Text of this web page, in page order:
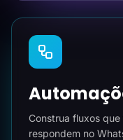
Construa fluxos
respondem no